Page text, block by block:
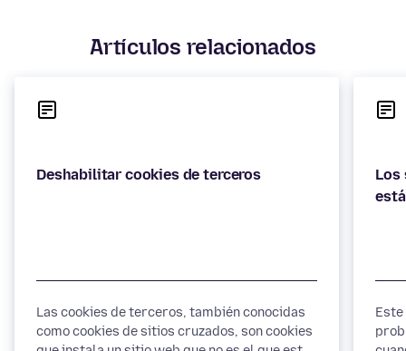
Artículos relacionados
Deshabilitar cookies de terceros
Las cookies de terceros, también conocidas
como cookies de sitios cruzados, son cookies
Los